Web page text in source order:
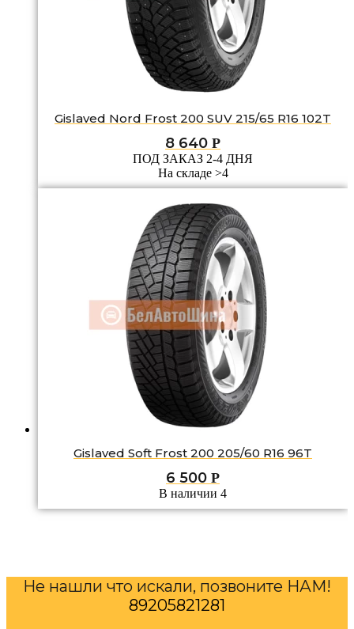
Gislaved Nord Frost 200 SUV 215/65 R16 102T
8 640 Р
ПОД ЗАКАЗ 2-4 ДНЯ
На складе >4
Gislaved Soft Frost 200 205/60 R16 96T
6 500 Р
В наличии 4
Не нашли что искали, позвоните НАМ!
89205821281